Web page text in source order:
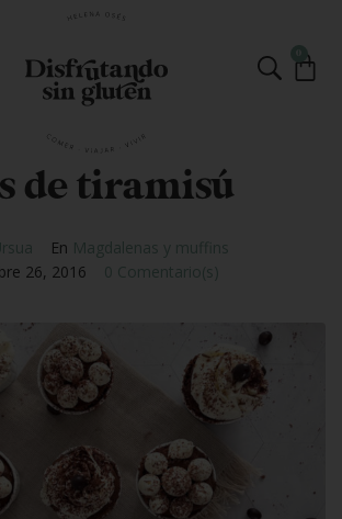
de tiramisú
En Magdalenas y muffins
26, 2016 0 Comentario(s)